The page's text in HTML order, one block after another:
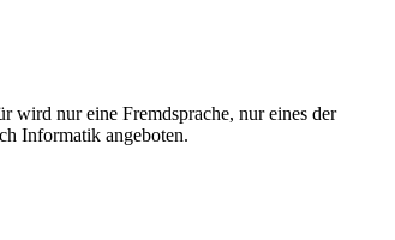
wird nur eine Fremdsprache, nur eines der
Informatik angeboten.